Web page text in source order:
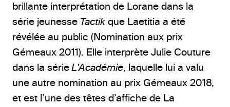
brillante interprétation de Lorane dans la
série jeunesse Tactik que Laetitia a été
révélée au public (Nomination aux prix
Gémeaux 2011). Elle interprète Julie Couture
dans la sérieL’Académie, laquelle lui a valu
une autre nomination au prix Gémeaux 2018,
et est l’une des têtes d’affiche de La